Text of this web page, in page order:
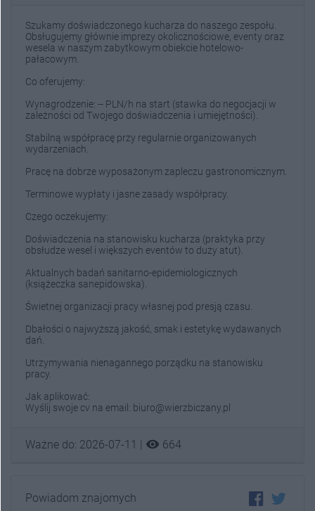
Szukamy doświadczonego kucharza do naszego zespołu.
Obsługujemy głównie imprezy okolicznościowe, eventy oraz
wesela w naszym zabytkowym obiekcie hotelowo-
pałacowym.
Co oferujemy:
Wynagrodzenie: -- PLN/h na start (stawka do negocjacji w
zależności od Twojego doświadczenia i umiejętności).
Stabilną współpracę przy regularnie organizowanych
wydarzeniach.
Pracę na dobrze wyposażonym zapleczu gastronomicznym.
Terminowe wypłaty i jasne zasady współpracy.
Czego oczekujemy:
Doświadczenia na stanowisku kucharza (praktyka przy
obsłudze wesel i większych eventów to duży atut).
Aktualnych badań sanitarno-epidemiologicznych
(książeczka sanepidowska).
Świetnej organizacji pracy własnej pod presją czasu.
Dbałości o najwyższą jakość, smak i estetykę wydawanych
dań.
Utrzymywania nienagannego porządku na stanowisku
pracy.
Jak aplikować:
Wyślij swoje cv na email: biuro@wierzbiczany.pl
Ważne do: 2026-07-11 | visibility 664
Powiadom znajomych